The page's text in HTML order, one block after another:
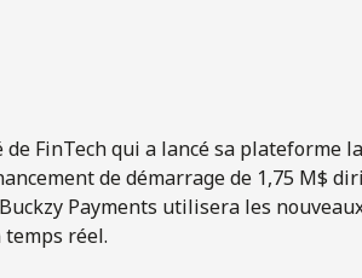
FinTech qui a lancé sa plateforme
de démarrage de 1,75 M$
Payments utilisera les
réel.